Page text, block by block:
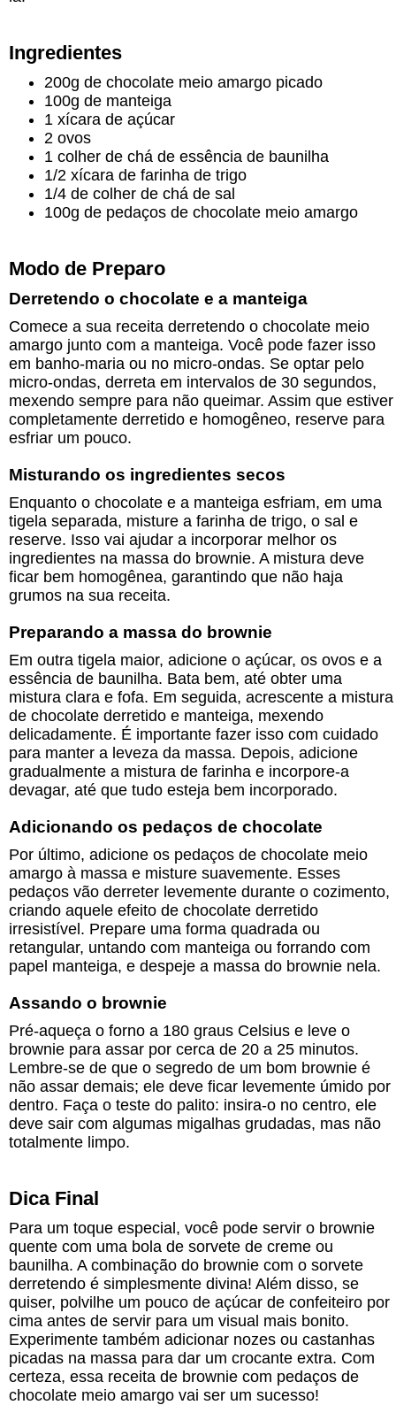
Ingredientes
200g de chocolate meio amargo picado
100g de manteiga
1 xícara de açúcar
2 ovos
1 colher de chá de essência de baunilha
1/2 xícara de farinha de trigo
1/4 de colher de chá de sal
100g de pedaços de chocolate meio amargo
Modo de Preparo
Derretendo o chocolate e a manteiga
Comece a sua receita derretendo o chocolate meio
amargo junto com a manteiga. Você pode fazer isso
em banho-maria ou no micro-ondas. Se optar pelo
micro-ondas, derreta em intervalos de 30 segundos,
mexendo sempre para não queimar. Assim que estiver
completamente derretido e homogêneo, reserve para
esfriar um pouco.
Misturando os ingredientes secos
Enquanto o chocolate e a manteiga esfriam, em uma
tigela separada, misture a farinha de trigo, o sal e
reserve. Isso vai ajudar a incorporar melhor os
ingredientes na massa do brownie. A mistura deve
ficar bem homogênea, garantindo que não haja
grumos na sua receita.
Preparando a massa do brownie
Em outra tigela maior, adicione o açúcar, os ovos e a
essência de baunilha. Bata bem, até obter uma
mistura clara e fofa. Em seguida, acrescente a mistura
de chocolate derretido e manteiga, mexendo
delicadamente. É importante fazer isso com cuidado
para manter a leveza da massa. Depois, adicione
gradualmente a mistura de farinha e incorpore-a
devagar, até que tudo esteja bem incorporado.
Adicionando os pedaços de chocolate
Por último, adicione os pedaços de chocolate meio
amargo à massa e misture suavemente. Esses
pedaços vão derreter levemente durante o cozimento,
criando aquele efeito de chocolate derretido
irresistível. Prepare uma forma quadrada ou
retangular, untando com manteiga ou forrando com
papel manteiga, e despeje a massa do brownie nela.
Assando o brownie
Pré-aqueça o forno a 180 graus Celsius e leve o
brownie para assar por cerca de 20 a 25 minutos.
Lembre-se de que o segredo de um bom brownie é
não assar demais; ele deve ficar levemente úmido por
dentro. Faça o teste do palito: insira-o no centro, ele
deve sair com algumas migalhas grudadas, mas não
totalmente limpo.
Dica Final
Para um toque especial, você pode servir o brownie
quente com uma bola de sorvete de creme ou
baunilha. A combinação do brownie com o sorvete
derretendo é simplesmente divina! Além disso, se
quiser, polvilhe um pouco de açúcar de confeiteiro por
cima antes de servir para um visual mais bonito.
Experimente também adicionar nozes ou castanhas
picadas na massa para dar um crocante extra. Com
certeza, essa receita de brownie com pedaços de
chocolate meio amargo vai ser um sucesso!